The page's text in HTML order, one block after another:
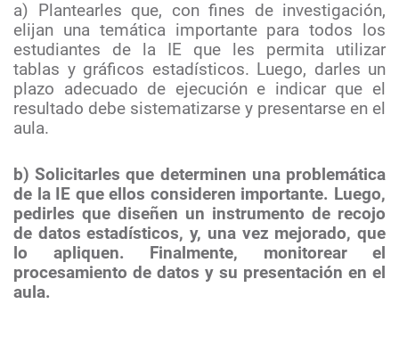
a) Plantearles que, con fines de investigación,
elijan una temática importante para todos los
estudiantes de la IE que les permita utilizar
tablas y gráficos estadísticos. Luego, darles un
plazo adecuado de ejecución e indicar que el
resultado debe sistematizarse y presentarse en el
aula.
b) Solicitarles que determinen una problemática
de la IE que ellos consideren importante. Luego,
pedirles que diseñen un instrumento de recojo
de datos estadísticos, y, una vez mejorado, que
lo apliquen. Finalmente, monitorear el
procesamiento de datos y su presentación en el
aula.